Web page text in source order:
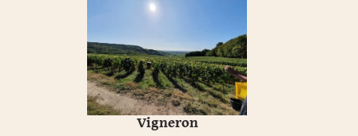
Vigneron